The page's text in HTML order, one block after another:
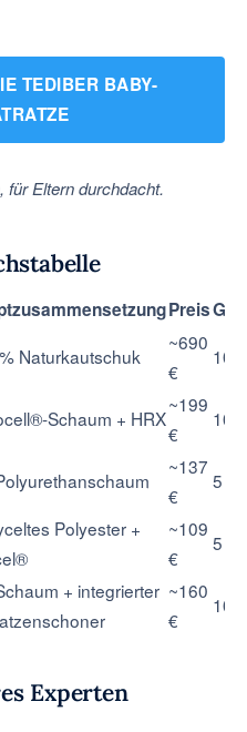
TEDIBER BABY-
für Eltern durchdacht.
Preis
Naturkautschuk
~690
€
10
Schaum + HRX
~199
€
10
~137
€
5
Polyester +
~109
€
5
+ integrierter ~160
€
10
Experten